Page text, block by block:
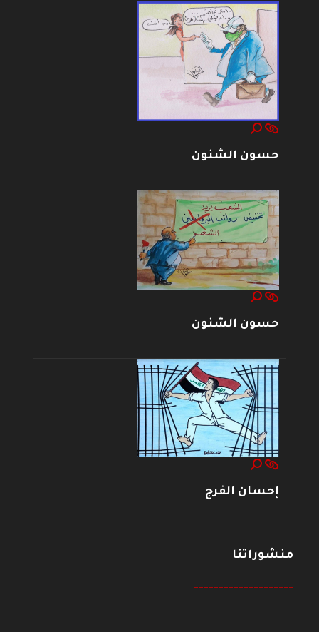
حسون الشنون
حسون الشنون
إحسان الفرج
منشوراتنا
--------------------